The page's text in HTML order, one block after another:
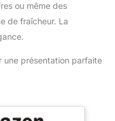
résultats
et constants.
améliorée -
】
complets
les besoins de
grossières et
couteau à
ou même des
de fraîcheur. La
une présentation parfaite